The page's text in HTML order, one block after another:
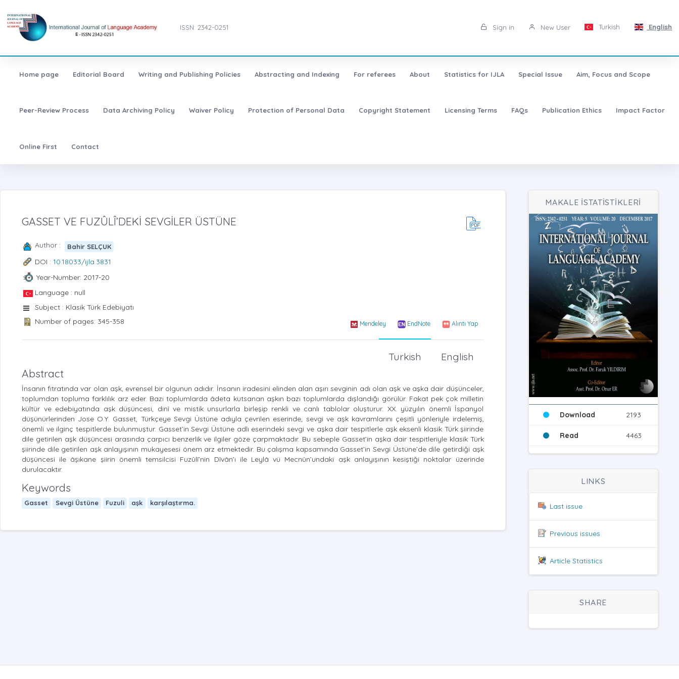
ISSN: 2342-0251 Sign in New User Turkish English
Home page Editorial Board Writing and Publishing Policies Abstracting and Indexing For referees About Statistics for IJLA Special Issue Aim, Focus and Scope
Peer-Review Process Data Archiving Policy Waiver Policy Protection of Personal Data Copyright Statement Licensing Terms FAQs Publication Ethics Impact Factor
Online First Contact
GASSET VE FUZÛLÎ’DEKİ SEVGİLER ÜSTÜNE
Author : Bahir SELÇUK
DOI : 10.18033/ijla.3831
Year-Number: 2017-20
Language : null
Subject : Klasik Türk Edebiyatı
Number of pages: 345-358
Mendeley EndNote Alıntı Yap
English
Turkish
Abstract
İnsanın fıtratında var olan aşk, evrensel bir olgunun adıdır. İnsanın iradesini elinden alan aşırı sevginin adı olan aşk ve aşka dair düşünceler,
toplumdan topluma farklılık arz eder. Bazı toplumlarda âdeta kutsanan aşkın bazı toplumlarda dışlandığı görülür. Fakat pek çok milletin
kültür ve edebiyatında aşk düşüncesi, dinî ve mistik unsurlarla birleşip renkli ve canlı tablolar oluşturur. XX. yüzyılın önemli İspanyol
düşünürlerinden Jose O.Y. Gasset, Türkçeye Sevgi Üstüne adıyla çevrilen eserinde, sevgi ve aşk kavramlarını çeşitli yönleriyle irdelemiş,
önemli ve ilginç tespitlerde bulunmuştur. Gasset’in Sevgi Üstüne adlı eserindeki sevgi ve aşka dair tespitlerle aşk eksenli klasik Türk şiirinde
dile getirilen aşk düşüncesi arasında çarpıcı benzerlik ve ilgiler göze çarpmaktadır. Bu sebeple Gasset’in aşka dair tespitleriyle klasik Türk
şiirinde dile getirilen aşk anlayışının mukayesesi önem arz etmektedir. Bu çalışma kapsamında Gasset’in Sevgi Üstüne’de dile getirdiği aşk
düşüncesi ile âşıkane şiirin önemli temsilcisi Fuzûlî’nin Dîvân’ı ile Leylâ vü Mecnûn’undaki aşk anlayışının kesiştiği noktalar üzerinde
durulacaktır.
Keywords
Gasset Sevgi Üstüne Fuzuli aşk karşılaştırma.
MAKALE İSTATİSTİKLERİ
Download 2193
Read 4463
LINKS
Last issue
Previous issues
Article Statistics
SHARE